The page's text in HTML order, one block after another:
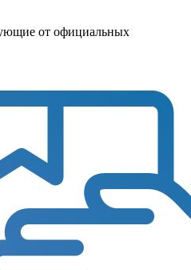
от официальных